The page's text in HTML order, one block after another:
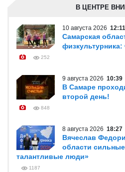
В ЦЕНТРЕ
10 августа 2026 12:11
Самарская
252
9 августа 2026 10:39
В Самаре
второй день!
848
8 августа 2026 18:27
Вячеслав
области
талантливые люди»
1187